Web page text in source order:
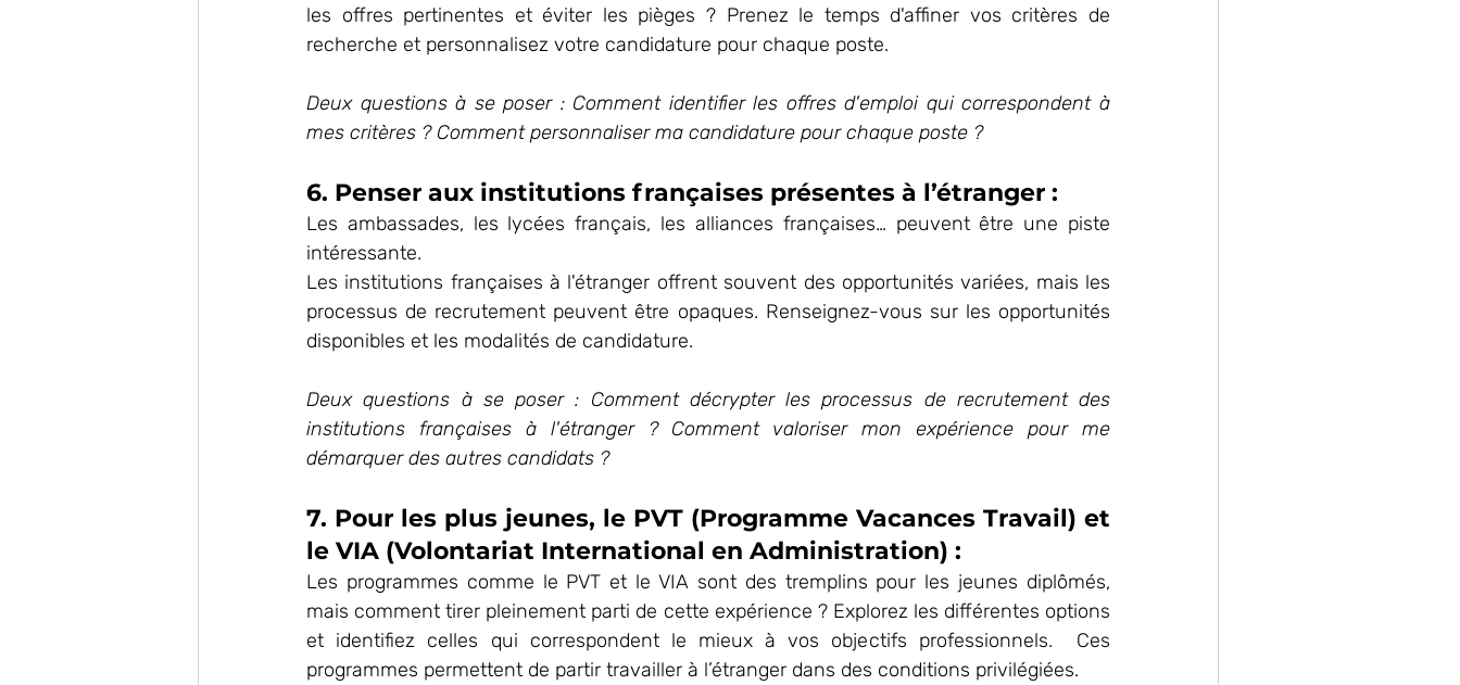
les offres pertinentes et éviter les pièges ? Prenez le temps d'affiner vos critères de
recherche et personnalisez votre candidature pour chaque poste.
Deux questions à se poser : Comment identifier les offres d'emploi qui correspondent à
mes critères ? Comment personnaliser ma candidature pour chaque poste ?
6. Penser aux institutions françaises présentes à l’étranger :
Les ambassades, les lycées français, les alliances françaises… peuvent être une piste
intéressante.
Les institutions françaises à l'étranger offrent souvent des opportunités variées, mais les
processus de recrutement peuvent être opaques. Renseignez-vous sur les opportunités
disponibles et les modalités de candidature.
Deux questions à se poser : Comment décrypter les processus de recrutement des
institutions françaises à l'étranger ? Comment valoriser mon expérience pour me
démarquer des autres candidats ?
7. Pour les plus jeunes, le PVT (Programme Vacances Travail) et
le VIA (Volontariat International en Administration) :
Les programmes comme le PVT et le VIA sont des tremplins pour les jeunes diplômés,
mais comment tirer pleinement parti de cette expérience ? Explorez les différentes options
et identifiez celles qui correspondent le mieux à vos objectifs professionnels.  Ces
programmes permettent de partir travailler à l’étranger dans des conditions privilégiées.